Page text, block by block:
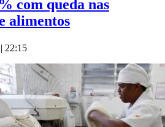
com queda nas
alimentos
22:15